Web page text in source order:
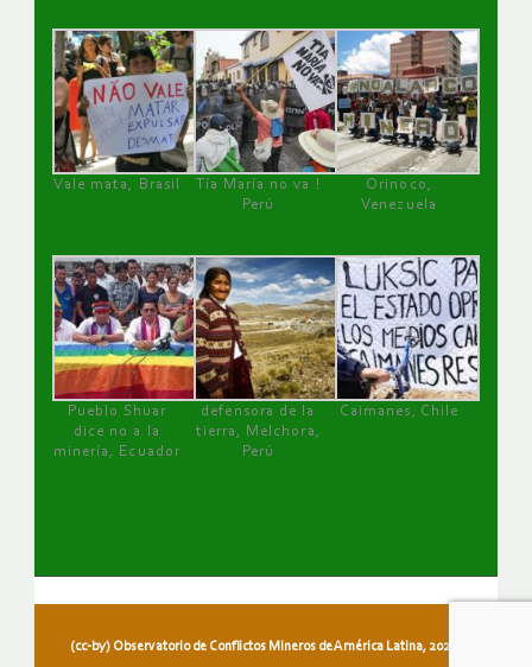
Vale mata, Brasil
Tía María no va !
Perú
Orinoco,
Venezuela
Pueblo Shuar
dice no a la
minería, Ecuador
defensora de la
tierra, Melchora,
Perú
Caimanes, Chile
(cc-by) Observatorio de Conflictos Mineros de América Latina, 2026